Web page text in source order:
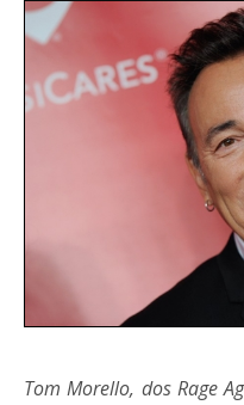
Tom Morello, dos Rage